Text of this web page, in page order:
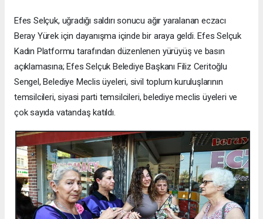
Efes Selçuk, uğradığı saldırı sonucu ağır yaralanan eczacı
Beray Yürek için dayanışma içinde bir araya geldi. Efes Selçuk
Kadın Platformu tarafından düzenlenen yürüyüş ve basın
açıklamasına; Efes Selçuk Belediye Başkanı Filiz Ceritoğlu
Sengel, Belediye Meclis üyeleri, sivil toplum kuruluşlarının
temsilcileri, siyasi parti temsilcileri, belediye meclis üyeleri ve
çok sayıda vatandaş katıldı.